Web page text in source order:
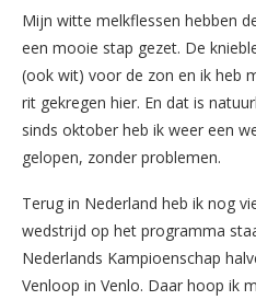
Mijn witte melkflessen hebben
een mooie stap gezet. De
(ook wit) voor de zon en ik heb
rit gekregen hier. En dat is
sinds oktober heb ik weer een
gelopen, zonder problemen.
Terug in Nederland heb ik nog
wedstrijd op het programma
Nederlands Kampioenschap
Venloop in Venlo. Daar hoop ik